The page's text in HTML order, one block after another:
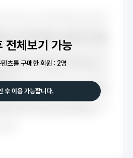
전체보기 가능
츠를 구매한 회원 : 2명
후 이용 가능합니다.